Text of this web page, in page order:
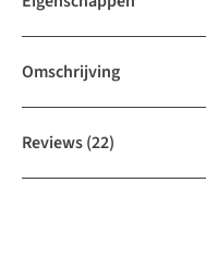
Omschrijving
Reviews(22)